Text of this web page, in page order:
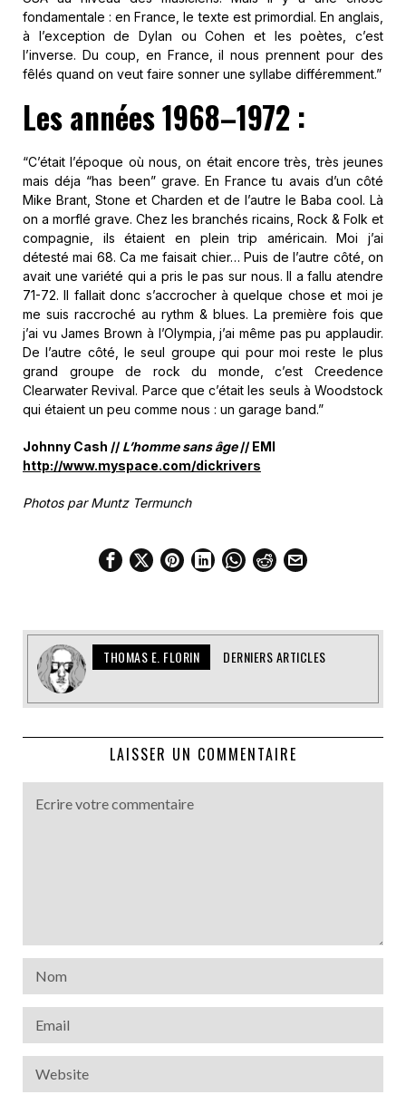
fondamentale : en France, le texte est primordial. En anglais,
à l’exception de Dylan ou Cohen et les poètes, c’est
l’inverse. Du coup, en France, il nous prennent pour des
fêlés quand on veut faire sonner une syllabe différemment.”
Les années 1968–1972 :
“C’était l’époque où nous, on était encore très, très jeunes
mais déja “has been” grave. En France tu avais d’un côté
Mike Brant, Stone et Charden et de l’autre le Baba cool. Là
on a morflé grave. Chez les branchés ricains, Rock & Folk et
compagnie, ils étaient en plein trip américain. Moi j’ai
détesté mai 68. Ca me faisait chier… Puis de l’autre côté, on
avait une variété qui a pris le pas sur nous. Il a fallu atendre
71-72. Il fallait donc s’accrocher à quelque chose et moi je
me suis raccroché au rythm & blues. La première fois que
j’ai vu James Brown à l’Olympia, j’ai même pas pu applaudir.
De l’autre côté, le seul groupe qui pour moi reste le plus
grand groupe de rock du monde, c’est Creedence
Clearwater Revival. Parce que c’était les seuls à Woodstock
qui étaient un peu comme nous : un garage band.”
Johnny Cash // L’homme sans âge// EMI
http://www.myspace.com/dickrivers
Photos par Muntz Termunch
THOMAS E. FLORIN DERNIERS ARTICLES
LAISSER UN COMMENTAIRE